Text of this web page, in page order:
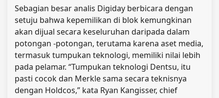
Sebagian besar analis Digiday berbicara dengan
setuju bahwa kepemilikan di blok kemungkinan
akan dijual secara keseluruhan daripada dalam
potongan -potongan, terutama karena aset media,
termasuk tumpukan teknologi, memiliki nilai lebih
pada pelamar. “Tumpukan teknologi Dentsu, itu
pasti cocok dan Merkle sama secara teknisnya
dengan Holdcos,” kata Ryan Kangisser, chief